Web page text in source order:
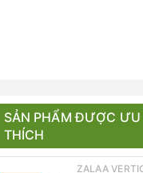
SẢN PHẨM ĐƯỢC ƯU
THÍCH
ZALAA